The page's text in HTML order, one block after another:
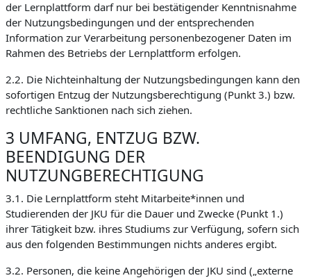
der Lernplattform darf nur bei bestätigender Kenntnisnahme
der Nutzungsbedingungen und der entsprechenden
Information zur Verarbeitung personenbezogener Daten im
Rahmen des Betriebs der Lernplattform erfolgen.
2.2. Die Nichteinhaltung der Nutzungsbedingungen kann den
sofortigen Entzug der Nutzungsberechtigung (Punkt 3.) bzw.
rechtliche Sanktionen nach sich ziehen.
3 UMFANG, ENTZUG BZW.
BEENDIGUNG DER
NUTZUNGBERECHTIGUNG
3.1. Die Lernplattform steht Mitarbeite*innen und
Studierenden der JKU für die Dauer und Zwecke (Punkt 1.)
ihrer Tätigkeit bzw. ihres Studiums zur Verfügung, sofern sich
aus den folgenden Bestimmungen nichts anderes ergibt.
3.2. Personen, die keine Angehörigen der JKU sind („externe